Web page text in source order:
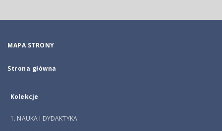
MAPA STRONY
Strona główna
Kolekcje
1. NAUKA I DYDAKTYKA